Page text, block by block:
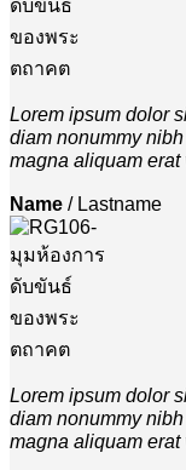
Lorem ipsum dolor
diam nonummy
magna aliquam
Name / Lastname
Lorem ipsum dolor
diam nonummy
magna aliquam